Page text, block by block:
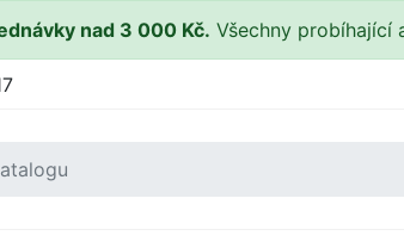
nad 3 000 Kč. Všechny probíhající